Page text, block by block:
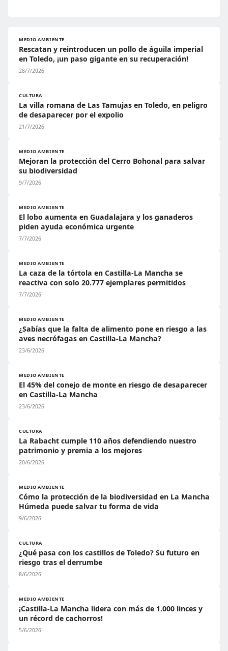
MEDIO AMBIENTE
Rescatan y reintroducen un pollo de águila imperial
en Toledo, ¡un paso gigante en su recuperación!
28/7/2026
CULTURA
La villa romana de Las Tamujas en Toledo, en peligro
de desaparecer por el expolio
21/7/2026
MEDIO AMBIENTE
Mejoran la protección del Cerro Bohonal para salvar
su biodiversidad
9/7/2026
MEDIO AMBIENTE
El lobo aumenta en Guadalajara y los ganaderos
piden ayuda económica urgente
7/7/2026
MEDIO AMBIENTE
La caza de la tórtola en Castilla-La Mancha se
reactiva con solo 20.777 ejemplares permitidos
7/7/2026
MEDIO AMBIENTE
¿Sabías que la falta de alimento pone en riesgo a las
aves necrófagas en Castilla-La Mancha?
23/6/2026
MEDIO AMBIENTE
El 45% del conejo de monte en riesgo de desaparecer
en Castilla-La Mancha
23/6/2026
CULTURA
La Rabacht cumple 110 años defendiendo nuestro
patrimonio y premia a los mejores
20/6/2026
MEDIO AMBIENTE
Cómo la protección de la biodiversidad en La Mancha
Húmeda puede salvar tu forma de vida
9/6/2026
CULTURA
¿Qué pasa con los castillos de Toledo? Su futuro en
riesgo tras el derrumbe
8/6/2026
MEDIO AMBIENTE
¡Castilla-La Mancha lidera con más de 1.000 linces y
un récord de cachorros!
5/6/2026